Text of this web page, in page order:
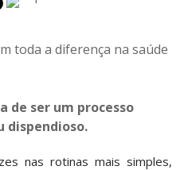
de ser um processo
dispendioso.
nas rotinas mais simples,